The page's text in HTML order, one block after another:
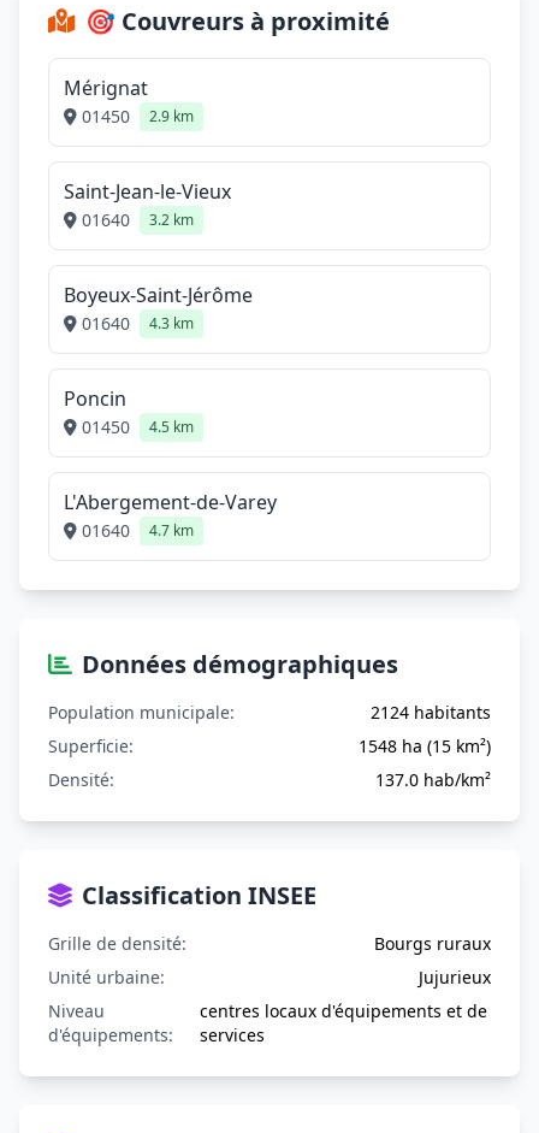
🎯 Couvreurs à proximité
Mérignat
01450 2.9 km
Saint-Jean-le-Vieux
01640 3.2 km
Boyeux-Saint-Jérôme
01640 4.3 km
Poncin
01450 4.5 km
L'Abergement-de-Varey
01640 4.7 km
Données démographiques
Population municipale:
2124 habitants
Superficie:
1548 ha (15 km²)
Densité:
137.0 hab/km²
Classification INSEE
Grille de densité:
Bourgs ruraux
Unité urbaine:
Jujurieux
Niveau
d'équipements:
centres locaux d'équipements et de
services